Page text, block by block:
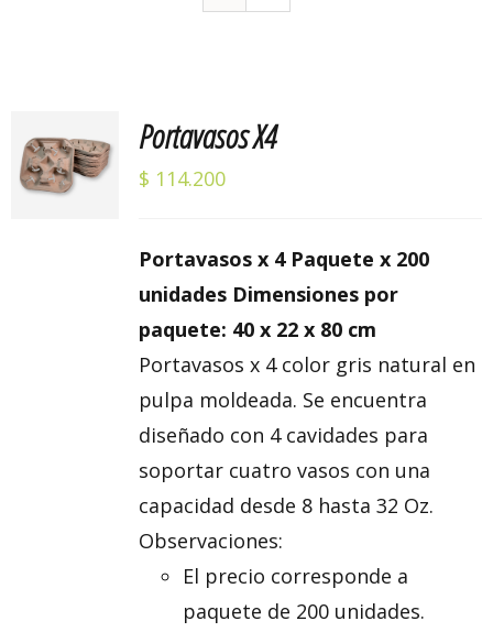
con5.00de 5
AL
CARRITO
Portavasos X4
$ 114.200
Portavasos x 4 Paquete x 200
unidades Dimensiones por
paquete: 40 x 22 x 80 cm
Portavasos x 4 color gris natural en
pulpa moldeada. Se encuentra
diseñado con 4 cavidades para
soportar cuatro vasos con una
capacidad desde 8 hasta 32 Oz.
Observaciones:
El precio corresponde a
paquete de 200 unidades.